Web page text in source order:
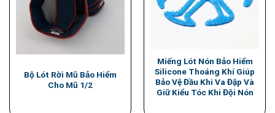
Bộ Lót Rời Mũ Bảo Hiểm
Cho Mũ 1/2
Miếng Lót Nón Bảo Hiểm
Silicone Thoáng Khí Giúp
Bảo Vệ Đầu Khi Va Đập Và
Giữ Kiểu Tóc Khi Đội Nón